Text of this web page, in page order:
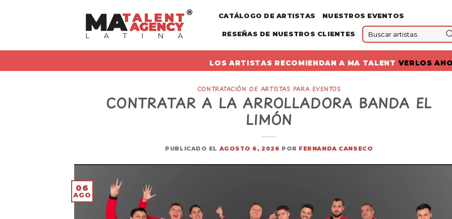
CATÁLOGO DE ARTISTAS NUESTROS EVENTOS
RESEÑAS DE NUESTROS CLIENTES
LOS ARTISTAS RECOMIENDAN A MA TALENT VERLOS
CONTRATACIÓN DE ARTISTAS PARA EVENTOS
CONTRATAR A LA ARROLLADORA BANDA EL
LIMÓN
PUBLICADO EL AGOSTO 6, 2026 POR FERNANDA CANSECO
06
AGO